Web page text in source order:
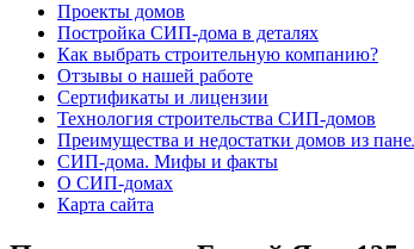
Проекты домов
Постройка СИП-дома в деталях
Как выбрать строительную компанию?
Отзывы о нашей работе
Сертификаты и лицензии
Технология строительства СИП-домов
Преимущества и недостатки домов из
СИП-дома. Мифы и факты
О СИП-домах
Карта сайта